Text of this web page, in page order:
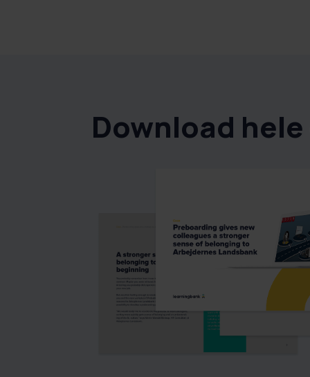
Download